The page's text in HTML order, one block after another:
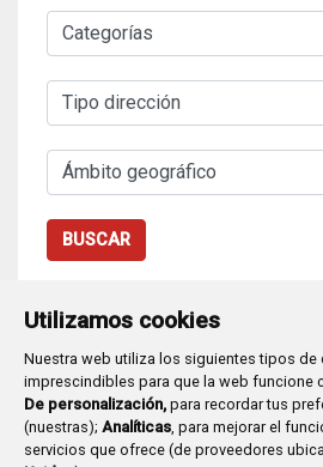
Utilizamos cookies
Nuestra web utiliza los siguientes tipos de
imprescindibles para que la web funcione
De personalización, para recordar tus
(nuestras); Analíticas, para mejorar el
servicios que ofrece (de proveedores
BUSCAR
Plaza Mayor 1- 09071
947 288 800 CIF:P-